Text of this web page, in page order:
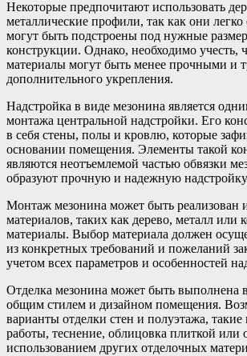
Некоторые предпочитают использовать
металлические профили, так как они
могут быть подстроены под нужные
конструкции. Однако, необходимо учесть,
материалы могут быть менее прочными и
дополнительного укрепления.
Надстройка в виде мезонина является
монтажа центральной надстройки. Его
в себя стены, полы и кровлю, которые
основании помещения. Элементы такой
являются неотъемлемой частью обвязки
образуют прочную и надежную
Монтаж мезонина может быть реализован
материалов, таких как дерево, металл или
материалы. Выбор материала должен
из конкретных требований и пожеланий
учетом всех параметров и особенностей
Отделка мезонина может быть выполнена
общим стилем и дизайном помещения.
варианты отделки стен и полуэтажа,
работы, теснение, облицовка плиткой или
использованием других отделочных